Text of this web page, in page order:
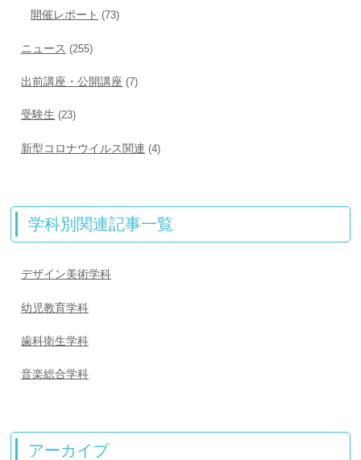
開催レポート (73)
ニュース (255)
出前講座・公開講座 (7)
受験生 (23)
新型コロナウイルス関連 (4)
学科別関連記事一覧
デザイン美術学科
幼児教育学科
歯科衛生学科
音楽総合学科
アーカイブ